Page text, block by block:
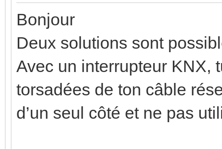
Bonjour
Deux solutions sont
Avec un interrupteur KNX,
torsadées de ton câble
d’un seul côté et ne pas